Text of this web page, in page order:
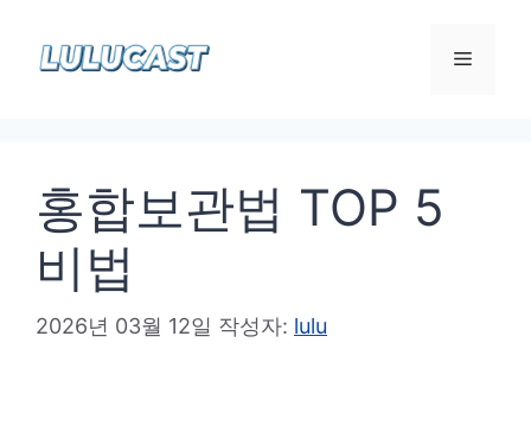
메
홍합보관법 TOP 5
비법
2026년 03월 12일 작성자: lulu